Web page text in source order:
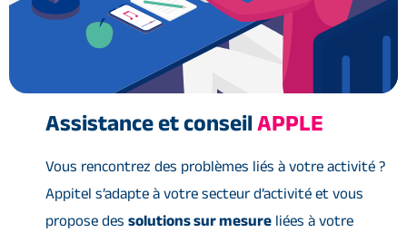
Assistance et conseilAPPLE
Vous rencontrez des problèmes liés à votre activité ?
Appitel s’adapte à votre secteur d’activité et vous
propose des solutions sur mesure liées à votre